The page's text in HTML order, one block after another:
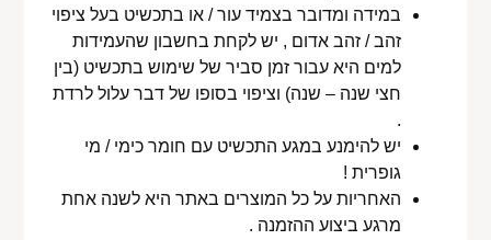
במידה ומדובר בצמיד עור / או בתכשיט בעל ציפוי
זהב / זהב אדום , יש לקחת בחשבון שהעמידות
למים היא עבור זמן סביר של שימוש בתכשיט (בין
חצי שנה – שנה) וציפוי בסופו של דבר עלול לרדת
.
יש להימנע במגע התכשיט עם חומר כימי / מי
גופרית !
האחריות על כל המוצרים באתר היא לשנה אחת
מרגע ביצוע ההזמנה .